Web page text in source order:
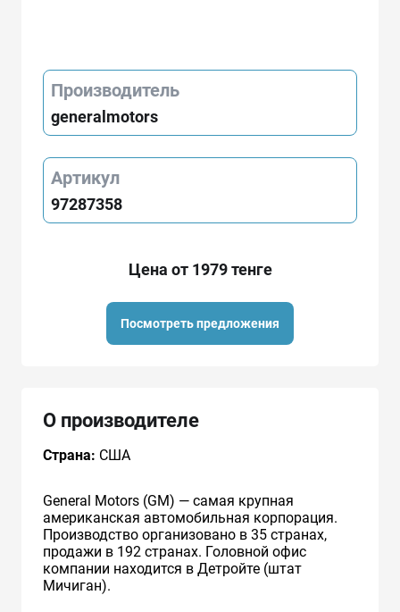
Производитель
generalmotors
Артикул
97287358
Цена от 1979 тенге
Посмотреть предложения
О производителе
Страна: США
General Motors (GM) — самая крупная
американская автомобильная корпорация.
Производство организовано в 35 странах,
продажи в 192 странах. Головной офис
компании находится в Детройте (штат
Мичиган).